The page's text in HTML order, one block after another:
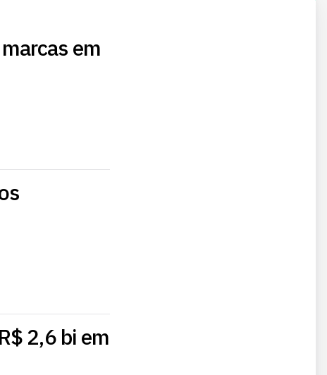
em
2,6 bi em